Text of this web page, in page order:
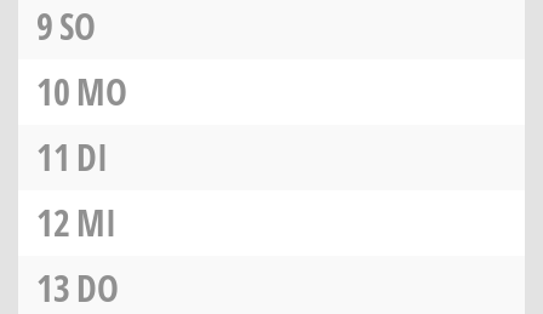
9SO
10MO
11 DI
12MI
13DO